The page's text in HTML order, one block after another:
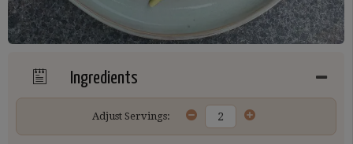
Ingredients
Adjust Servings: